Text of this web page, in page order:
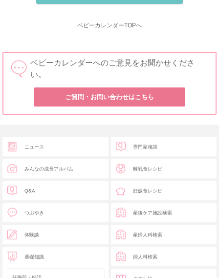
ベビーカレンダーTOPへ
ベビーカレンダーへのご意見をお聞かせくださ
い。
ご質問・お問い合わせはこちら
ニュース
みんなの成長アルバム
Q&A
つぶやき
体験談
基礎知識
専門家相談
離乳食レシピ
妊娠食レシピ
産後ケア施設検索
産婦人科検索
婦人科検索